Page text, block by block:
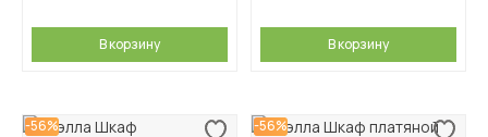
В корзину В корзину
-56% -56%